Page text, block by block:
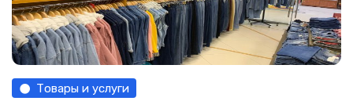
Товары и услуги